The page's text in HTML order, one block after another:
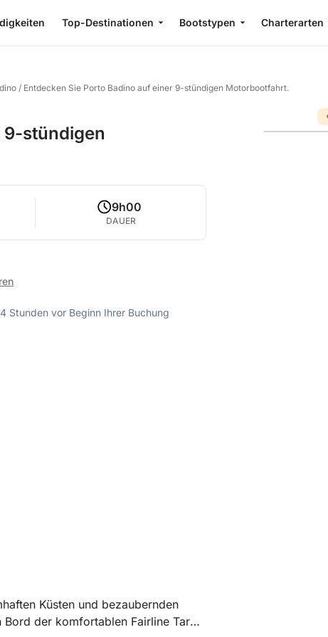
Top-Destinationen Bootstypen Charterarten
/ Entdecken Sie Porto Badino auf einer 9-stündigen Motorbootfahrt.
9-stündigen
9h00
DAUER
Stunden vor Beginn Ihrer Buchung
Küsten und bezaubernden
der komfortablen Fairline Targa